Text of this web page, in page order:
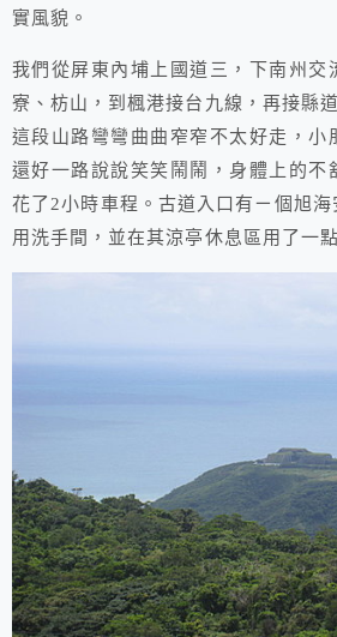
實風貌。
我們從屏東內埔上國道三，下南州交
寮、枋山，到楓港接台九線，再接縣道
這段山路彎彎曲曲窄窄不太好走，小
還好一路說說笑笑鬧鬧，身體上的不
花了2小時車程。古道入口有ㄧ個旭
用洗手間，並在其涼亭休息區用了一